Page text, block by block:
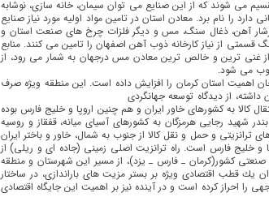
می شوند كه از این صنایع می توان سیمان، خانه سازی، نوشابه
را نام برد. معادن استان در تامین مواد اولیه مورد نیاز صنایع
آهن، ذغال سنگ، مس و دیگر فلزات چرخ های صنعت استان و
از نیاز كارخانه ذوب آهن اصفهان را تامین می كنند. منابع
غنی ترین و خالص ترین معادن مس درجهان به شمار می رود، از
می شود.
اهمیت استان كرمان را افزایش داده است. این منطقه ویژه صرف
داشته، ‌از دیدگاه توسعه جهانگردی
كالا به كشورهای خاور ایران و هم چنین اروپا و خلیج فارس بوده
شهید رجایی هرمزگان به كشورهای آسیای میانه، قفقاز و روسیه
و حمل و نقل كالا از جنوب به شمال، خاور و باختر ایران
و خلیج فارس است. راه ترانزیت اصلی زمینی (جاده ای و ریلی) از
كشور(كرمان ـ فارس‌ ـ یزد)، از مسیر این شهرستان و منطقه
یك قطب اقتصادی ویژه بر بستر مزیت های باراندازی، در ساختار
را احراز كرده است و در آینده نیز بر اهمیت این جایگاه اقتصادی